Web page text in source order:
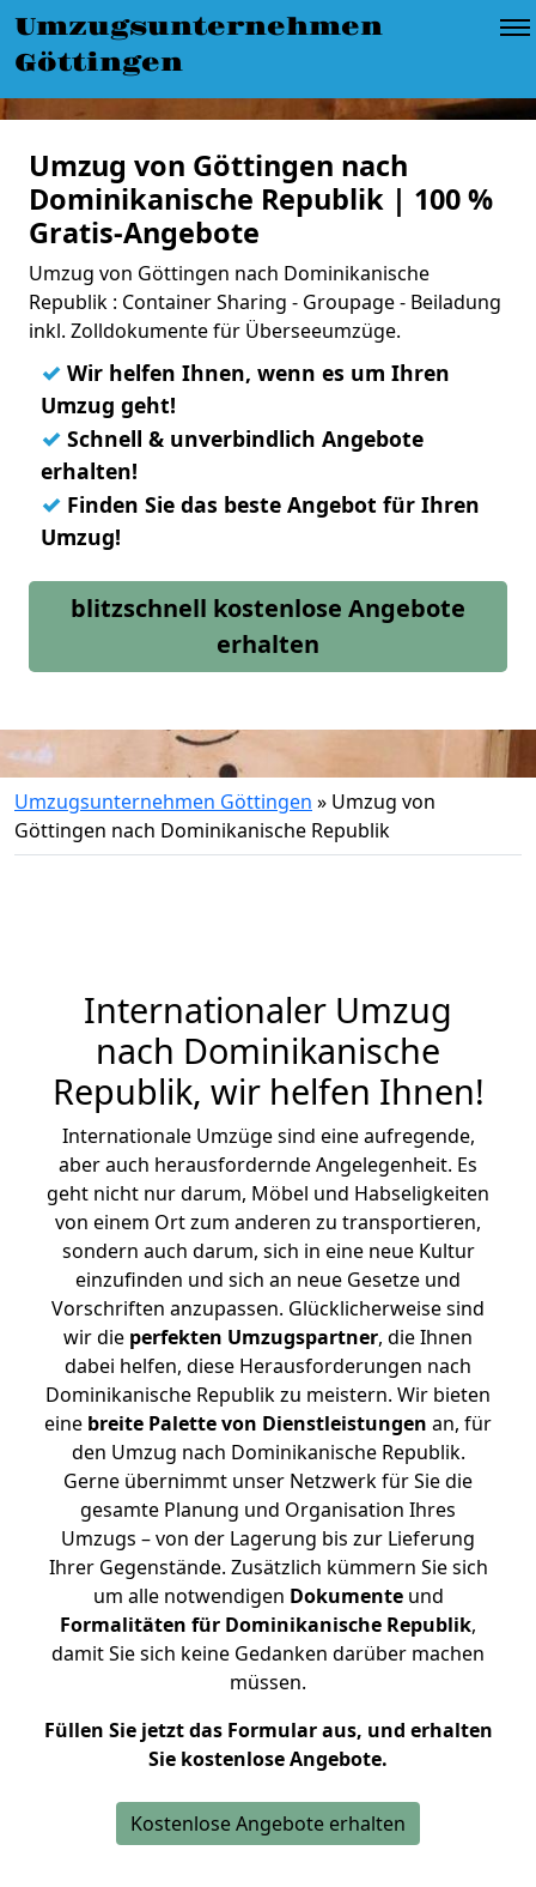
Umzugsunternehmen
Göttingen
Umzug von Göttingen nach
Dominikanische Republik | 100 %
Gratis-Angebote
Umzug von Göttingen nach Dominikanische
Republik : Container Sharing - Groupage - Beiladung
inkl. Zolldokumente für Überseeumzüge.
✓ Wir helfen Ihnen, wenn es um Ihren
Umzug geht!
✓ Schnell & unverbindlich Angebote
erhalten!
✓ Finden Sie das beste Angebot für Ihren
Umzug!
blitzschnell kostenlose Angebote
erhalten
Umzugsunternehmen Göttingen » Umzug von
Göttingen nach Dominikanische Republik
Internationaler Umzug
nach Dominikanische
Republik, wir helfen Ihnen!
Internationale Umzüge sind eine aufregende,
aber auch herausfordernde Angelegenheit. Es
geht nicht nur darum, Möbel und Habseligkeiten
von einem Ort zum anderen zu transportieren,
sondern auch darum, sich in eine neue Kultur
einzufinden und sich an neue Gesetze und
Vorschriften anzupassen. Glücklicherweise sind
wir die perfekten Umzugspartner, die Ihnen
dabei helfen, diese Herausforderungen nach
Dominikanische Republik zu meistern. Wir bieten
eine breite Palette von Dienstleistungen an, für
den Umzug nach Dominikanische Republik.
Gerne übernimmt unser Netzwerk für Sie die
gesamte Planung und Organisation Ihres
Umzugs – von der Lagerung bis zur Lieferung
Ihrer Gegenstände. Zusätzlich kümmern Sie sich
um alle notwendigen Dokumenteund
Formalitäten für Dominikanische Republik,
damit Sie sich keine Gedanken darüber machen
müssen.
Füllen Sie jetzt das Formular aus, und erhalten
Sie kostenlose Angebote.
Kostenlose Angebote erhalten